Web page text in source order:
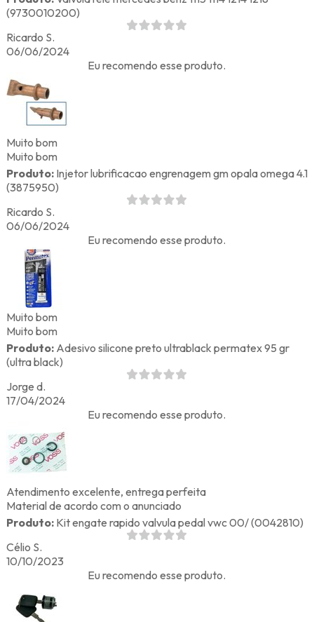
(9730010200)
Ricardo S.
06/06/2024
Eu recomendo esse produto.
Muito bom
Muito bom
Produto:Injetor lubrificacao engrenagem gm opala omega 4.1
(3875950)
Ricardo S.
06/06/2024
Eu recomendo esse produto.
Muito bom
Muito bom
Produto:Adesivo silicone preto ultrablack permatex 95 gr
(ultra black)
Jorge d.
17/04/2024
Eu recomendo esse produto.
Atendimento excelente, entrega perfeita
Material de acordo com o anunciado
Produto:Kit engate rapido valvula pedal vwc 00/ (0042810)
Célio S.
10/10/2023
Eu recomendo esse produto.